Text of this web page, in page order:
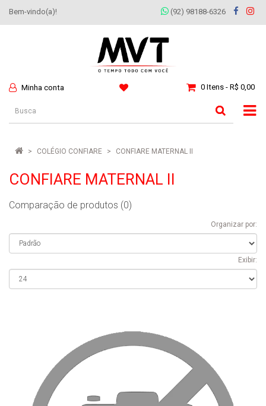
Bem-vindo(a)! (92) 98188-6326
Minha conta 0 Itens - R$ 0,00
COLÉGIO CONFIARE CONFIARE MATERNAL II
CONFIARE MATERNAL II
Comparação de produtos (0)
Organizar por:
Exibir: